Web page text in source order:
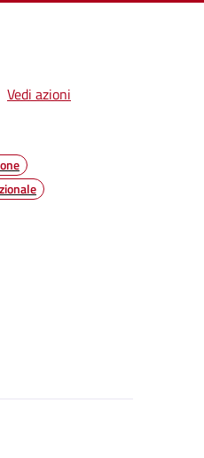
Vedi azioni